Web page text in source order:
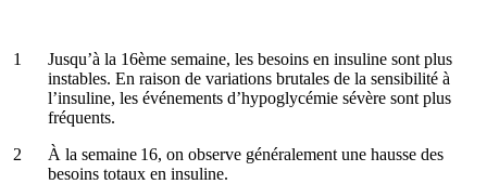
Jusqu’à la 16ème semaine, les besoins en insuline sont plus
instables. En raison de variations brutales de la sensibilité à
l’insuline, les événements d’hypoglycémie sévère sont plus
fréquents.
À la semaine 16, on observe généralement une hausse des
besoins totaux en insuline.